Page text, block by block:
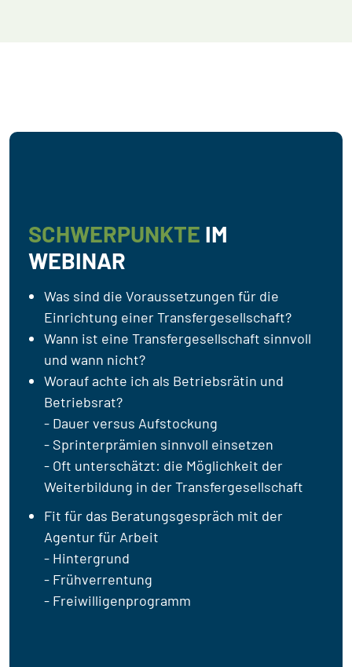
SCHWERPUNKTE IM
WEBINAR
Was sind die Voraussetzungen für die
Einrichtung einer Transfergesellschaft?
Wann ist eine Transfergesellschaft sinnvoll
und wann nicht?
Worauf achte ich als Betriebsrätin und
Betriebsrat?
- Dauer versus Aufstockung
- Sprinterprämien sinnvoll einsetzen
- Oft unterschätzt: die Möglichkeit der
Weiterbildung in der Transfergesellschaft
Fit für das Beratungsgespräch mit der
Agentur für Arbeit
- Hintergrund
- Frühverrentung
- Freiwilligenprogramm